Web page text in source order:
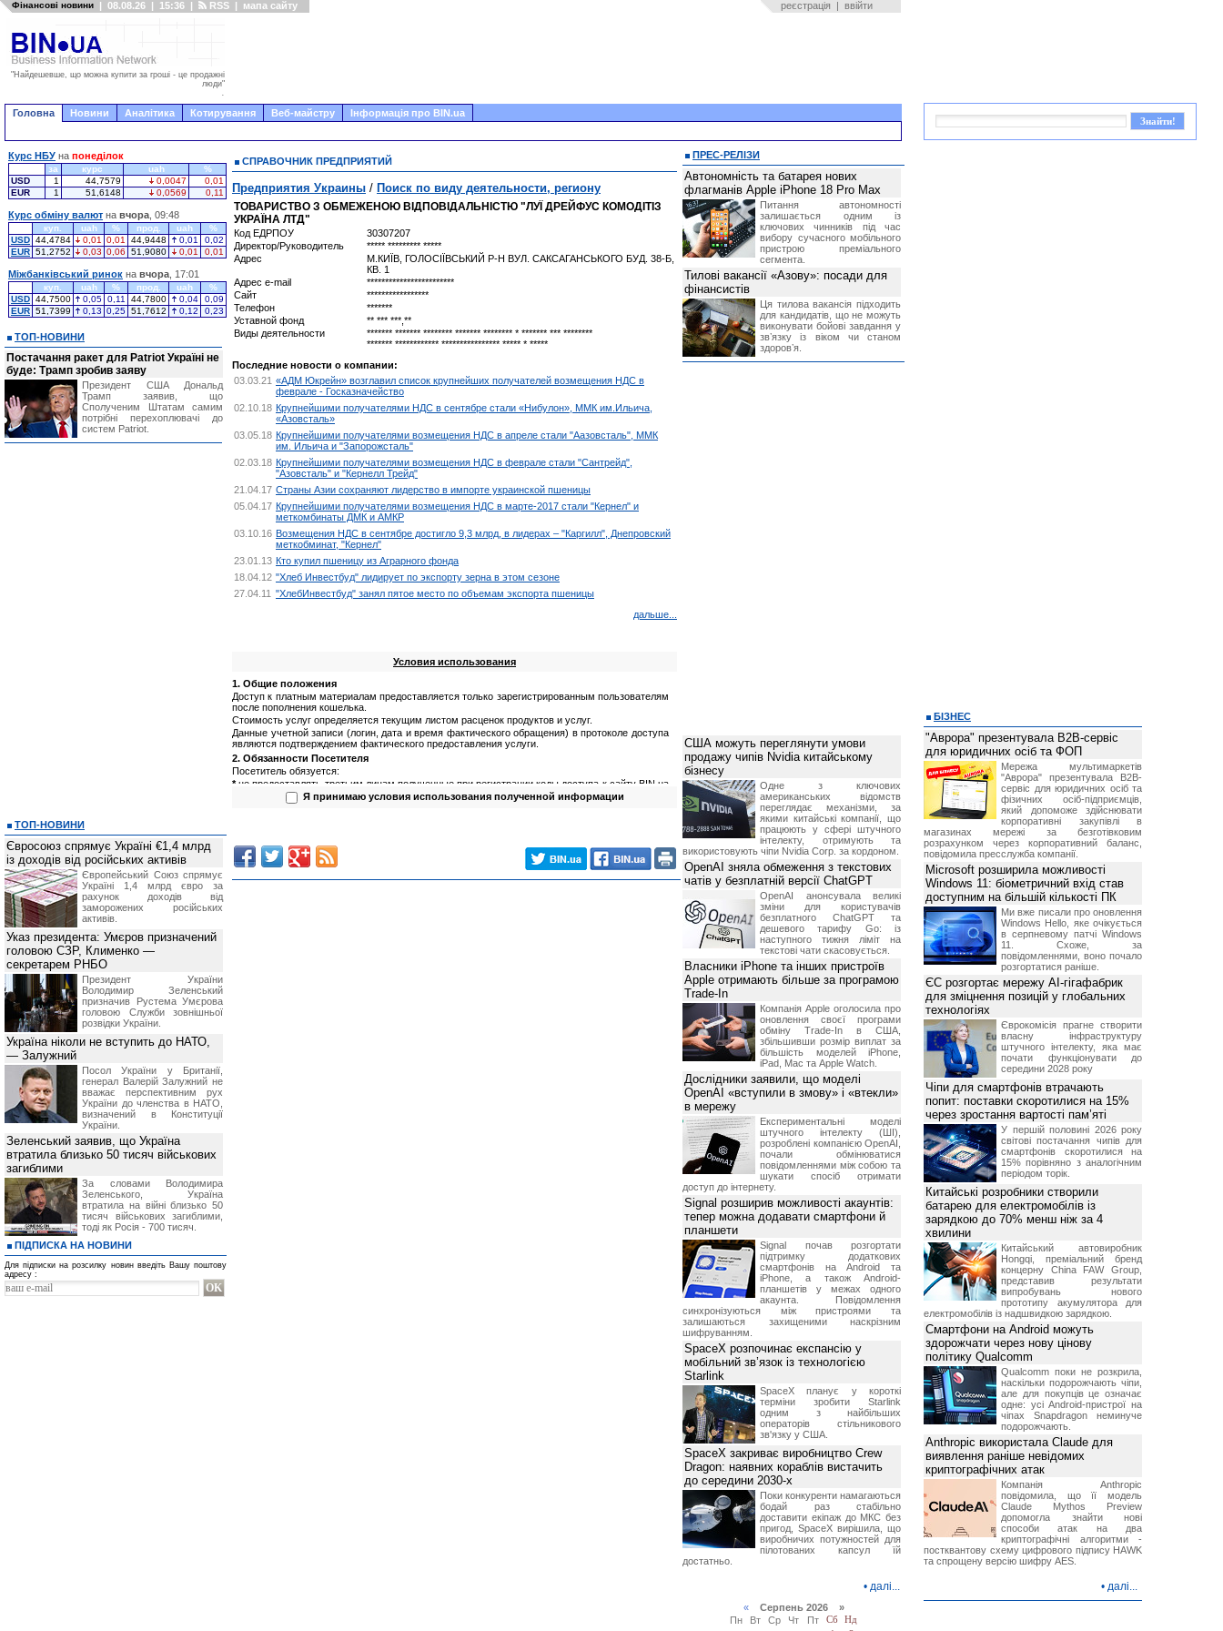
Фінансові новини | 08.08.26 | 15:36 | RSS | мапа сайту реєстрація | ввійти
"Найдешевше, що можна купити за гроші - це продажні
люди"
.
Головна Новини Аналітика Котирування Веб-майстру Інформація про BIN.ua
СПРАВОЧНИК ПРЕДПРИЯТИЙ
Предприятия Украины / Поиск по виду деятельности, региону
ТОВАРИСТВО З ОБМЕЖЕНОЮ ВІДПОВІДАЛЬНІСТЮ "ЛУЇ ДРЕЙФУС КОМОДІТІЗ
УКРАЇНА ЛТД"
Код ЕДРПОУ
30307207
Директор/Руководитель
***** ********* *****
Адрес
М.КИЇВ, ГОЛОСІЇВСЬКИЙ Р-Н ВУЛ. САКСАГАНСЬКОГО БУД. 38-Б,
КВ. 1
Адрес e-mail
************************
Сайт
*****************
Телефон
*******
Уставной фонд
** *** ***,**
Виды деятельности
******* ******* ******** ******* ******** * ******* *** ********
******* ************ **************** ***** * *****
Последние новости о компании:
03.03.21 «АДМ Юкрейн» возглавил список крупнейших получателей возмещения НДС в
феврале - Госказначейство
02.10.18 Крупнейшими получателями НДС в сентябре стали «Нибулон», ММК им.Ильича,
«Азовсталь»
03.05.18 Крупнейшими получателями возмещения НДС в апреле стали "Аазовсталь", ММК
им. Ильича и "Запорожсталь"
02.03.18 Крупнейшими получателями возмещения НДС в феврале стали "Сантрейд",
"Азовсталь" и "Кернелл Трейд"
21.04.17 Страны Азии сохраняют лидерство в импорте украинской пшеницы
05.04.17 Крупнейшими получателями возмещения НДС в марте-2017 стали "Кернел" и
меткомбинаты ДМК и АМКР
03.10.16 Возмещения НДС в сентябре достигло 9,3 млрд, в лидерах – "Каргилл", Днепровский
меткобминат, "Кернел"
23.01.13 Кто купил пшеницу из Аграрного фонда
18.04.12 "Хлеб Инвестбуд" лидирует по экспорту зерна в этом сезоне
27.04.11 "ХлебИнвестбуд" занял пятое место по объемам экспорта пшеницы
дальше...
Условия использования
1. Общие положения
Доступ к платным материалам предоставляется только зарегистрированным пользователям
после пополнения кошелька.
Стоимость услуг определяется текущим листом расценок продуктов и услуг.
Данные учетной записи (логин, дата и время фактического обращения) в протоколе доступа
являются подтверждением фактического предоставления услуги.
2. Обязанности Посетителя
Посетитель обязуется:
*не предоставлять третьим лицам полученные при регистрации коды доступа к сайту BIN.ua
(логин, пароль);
не предоставлять третьим лицам полученную информацию;
Администрация сайта обязуется:
*обеспечить сохранность данных полученных от Посетителя в процессе регистрации;
предоставлять Посетителю запрашиваемую информацию в максимально короткие сроки.
Я принимаю условия использования полученной информации
Курс НБУ на понеділок
за курс uah
%
USD
1 44,7579 0,0047
0,01
EUR
1 51,6148 0,0569 0,11
Курс обміну валют на вчора , 09:48
куп. uah % прод. uah
%
USD 44,4784 0,01 0,01 44,9448 0,01
0,02
EUR 51,2752 0,03 0,06 51,9080 0,01 0,01
Міжбанківський ринок на вчора , 17:01
куп. uah % прод. uah
%
USD 44,7500 0,05 0,11 44,7800 0,04
0,09
EUR 51,7399 0,13 0,25 51,7612 0,12 0,23
ТОП-НОВИНИ
Постачання ракет для Patriot Україні не
буде: Трамп зробив заяву
Президент США Дональд
Трамп заявив, що
Сполученим Штатам самим
потрібні перехоплювачі до
систем Patriot.
ТОП-НОВИНИ
Євросоюз спрямує Україні €1,4 млрд
із доходів від російських активів
Європейський Союз спрямує
Україні 1,4 млрд євро за
рахунок доходів від
заморожених російських
активів.
Указ президента: Умєров призначений
головою СЗР, Клименко —
секретарем РНБО
Президент України
Володимир Зеленський
призначив Pустема Умєрова
головою Служби зовнішньої
розвідки України.
Україна ніколи не вступить до НАТО,
— Залужний
Посол України у Британії,
генерал Валерій Залужний не
вважає перспективним рух
України до членства в НАТО,
визначений в Конституції
України.
Зеленський заявив, що Україна
втратила близько 50 тисяч військових
загиблими
За словами Володимира
Зеленського, Україна
втратила на війні близько 50
тисяч військових загиблими,
тоді як Росія - 700 тисяч.
ПІДПИСКА НА НОВИНИ
Для підписки на розсилку новин введіть Вашу поштову
адресу :
ПРЕС-РЕЛІЗИ
Автономність та батарея нових
флагманів Apple iPhone 18 Pro Max
Питання автономності
залишається одним із
ключових чинників під час
вибору сучасного мобільного
пристрою преміального
сегмента.
Тилові вакансії «Азову»: посади для
фінансистів
Ця тилова вакансія підходить
для кандидатів, що не можуть
виконувати бойові завдання у
звʼязку із віком чи станом
здоровʼя.
США можуть переглянути умови
продажу чипів Nvidia китайському
бізнесу
Одне з ключових
американських відомств
переглядає механізми, за
якими китайські компанії, що
працюють у сфері штучного
інтелекту, отримують та
використовують чіпи Nvidia Corp. за кордоном.
OpenAI зняла обмеження з текстових
чатів у безплатній версії ChatGPT
OpenAI анонсувала великі
зміни для користувачів
безплатного ChatGPT та
дешевого тарифу Go: із
наступного тижня ліміт на
текстові чати скасовується.
Власники iPhone та інших пристроїв
Apple отримають більше за програмою
Trade-In
Компанія Apple оголосила про
оновлення своєї програми
обміну Trade-In в США,
збільшивши розмір виплат за
більшість моделей iPhone,
iPad, Mac та Apple Watch.
Дослідники заявили, що моделі
OpenAI «вступили в змову» і «втекли»
в мережу
Експериментальні моделі
штучного інтелекту (ШІ),
розроблені компанією OpenAI,
почали обмінюватися
повідомленнями між собою та
шукати спосіб отримати
доступ до інтернету.
Signal розширив можливості акаунтів:
тепер можна додавати смартфони й
планшети
Signal почав розгортати
підтримку додаткових
смартфонів на Android та
iPhone, а також Android-
планшетів у межах одного
акаунта. Повідомлення
синхронізуються між пристроями та
залишаються захищеними наскрізним
шифруванням.
SpaceX розпочинає експансію у
мобільний зв’язок із технологією
Starlink
SpaceX планує у короткі
терміни зробити Starlink
одним з найбільших
операторів стільникового
зв'язку у США.
SpaceX закриває виробництво Crew
Dragon: наявних кораблів вистачить
до середини 2030-х
Поки конкуренти намагаються
бодай раз стабільно
доставити екіпаж до МКС без
пригод, SpaceX вирішила, що
виробничих потужностей для
пілотованих капсул їй
достатньо.
• далі...
«Серпень 2026 »
Пн
Вт Ср Чт Пт Сб
Нд
БІЗНЕС
"Аврора" презентувала B2B-сервіс
для юридичних осіб та ФОП
Мережа мультимаркетів
"Аврора" презентувала B2B-
сервіс для юридичних осіб та
фізичних осіб-підприємців,
який допоможе здійснювати
корпоративні закупівлі в
магазинах мережі за безготівковим
розрахунком через корпоративний баланс,
повідомила пресслужба компанії.
Microsoft розширила можливості
Windows 11: біометричний вхід став
доступним на більшій кількості ПК
Ми вже писали про оновлення
Windows Hello, яке очікується
в серпневому патчі Windows
11. Схоже, за
повідомленнями, воно почало
розгортатися раніше.
ЄС розгортає мережу AI-гігафабрик
для зміцнення позицій у глобальних
технологіях
Єврокомісія прагне створити
власну інфраструктуру
штучного інтелекту, яка має
почати функціонувати до
середини 2028 року
Чіпи для смартфонів втрачають
попит: поставки скоротилися на 15%
через зростання вартості пам’яті
У першій половині 2026 року
світові постачання чипів для
смартфонів скоротилися на
15% порівняно з аналогічним
періодом торік.
Китайські розробники створили
батарею для електромобілів із
зарядкою до 70% менш ніж за 4
хвилини
Китайський автовиробник
Hongqi, преміальний бренд
концерну China FAW Group,
представив результати
випробувань нового
прототипу акумулятора для
електромобілів із надшвидкою зарядкою.
Смартфони на Android можуть
здорожчати через нову цінову
політику Qualcomm
Qualcomm поки не розкрила,
наскільки подорожчають чіпи,
але для покупців це означає
одне: усі Android-пристрої на
чіпах Snapdragon неминуче
подорожчають.
Anthropic використала Claude для
виявлення раніше невідомих
криптографічних атак
Компанія Anthropic
повідомила, що її модель
Claude Mythos Preview
допомогла знайти нові
способи атак на два
криптографічні алгоритми -
постквантову схему цифрового підпису HAWK
та спрощену версію шифру AES.
• далі...